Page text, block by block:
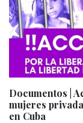
Documentos |
mujeres
en Cuba